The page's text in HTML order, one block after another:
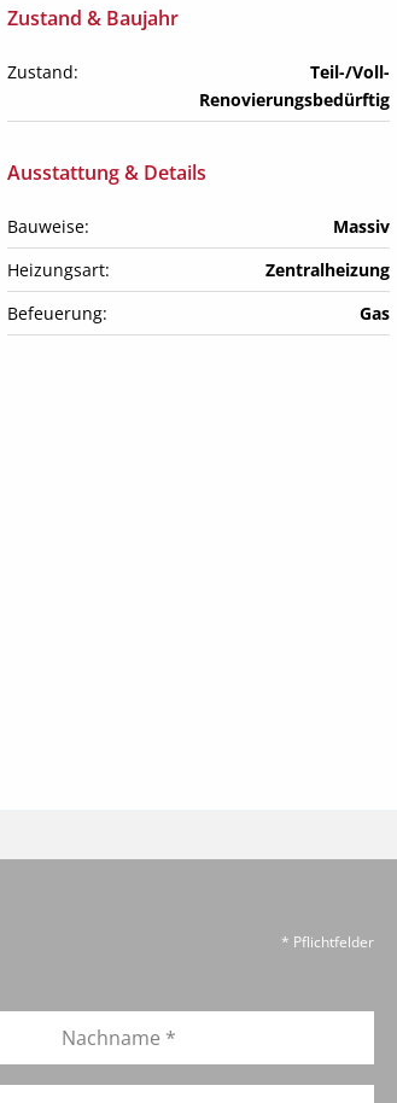
Zustand & Baujahr
Zustand:
Teil-/Voll-
Renovierungsbedürftig
Ausstattung & Details
Bauweise:
Massiv
Heizungsart:
Zentralheizung
Befeuerung:
Gas
* Pflichtfelder